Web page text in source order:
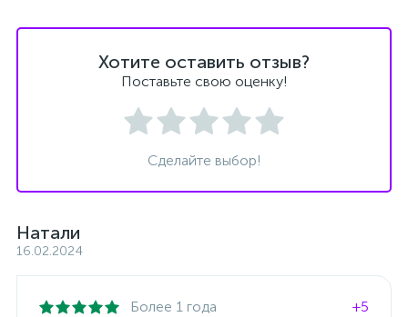
Хотите оставить отзыв?
Поставьте свою оценку!
Сделайте выбор!
Натали
16.02.2024
Более 1 года
+5